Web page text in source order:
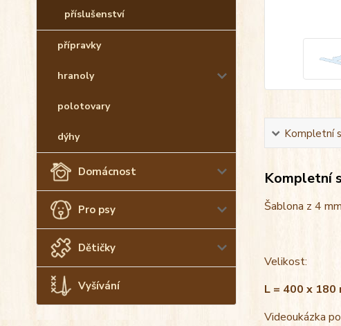
příslušenství
přípravky
hranoly
polotovary
dýhy
Domácnost
Pro psy
Dětičky
Vyšívání
Kompletní
Kompletní
Šablona z 4
Velikost:
L = 400 x 180
Videoukázka